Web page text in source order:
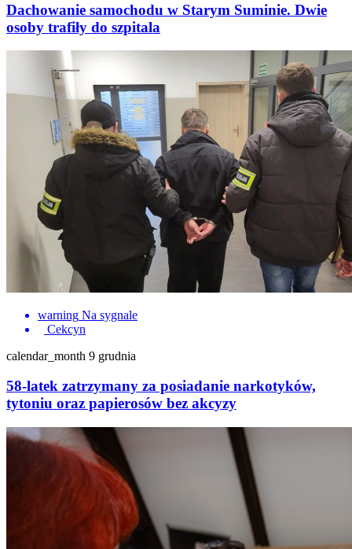
Dachowanie samochodu w Starym Suminie. Dwie
osoby trafiły do szpitala
warning Na sygnale
Cekcyn
calendar_month 9 grudnia
58-latek zatrzymany za posiadanie narkotyków,
tytoniu oraz papierosów bez akcyzy